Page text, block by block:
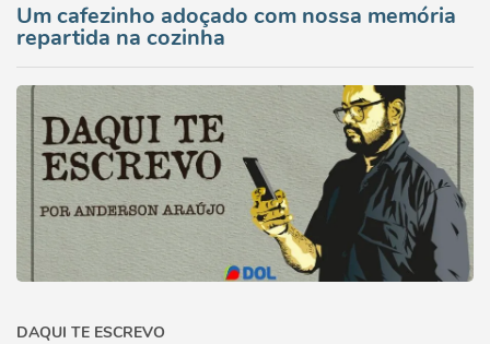
Um cafezinho adoçado com nossa memória
repartida na cozinha
DAQUI TE ESCREVO